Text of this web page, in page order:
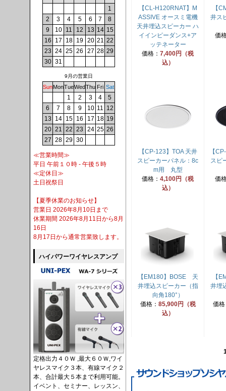
【CL-H120RNAT】M
ASSIVE オースミ電機
天井埋込スピーカー ハ
イインピーダンス+ア
ッテネーター
価格： 7,400円（税
込）
【
井ス
価
【CP-123】TOA 天井
スピーカーパネル：8c
m用 丸型
価格： 4,100円（税
込）
【
スピ
価
【EM180】BOSE 天
井埋込スピーカー（指
向角180°）
価格： 85,900円（税
込）
【
井埋
価
1
2
3 4 5 6 7
8
9
10 11 12 13 14 15
16
17 18 19 20 21 22
23 24 25 26 27 28 29
30 31
9月の営業日
SunMonTueWedThu Fri Sat
1 2 3 4
5
6
7 8 9 10 11 12
13
14 15 16 17 18 19
20 21 22 23 24 25 26
27 28 29 30
≪営業時間≫
平日 午前１０時 - 午後５時
≪定休日≫
土日祝祭日
【夏季休業のお知らせ】
営業日 2026年8月10日まで
休業期間 2026年8月11日から8月
16日
8月17日から通常営業致します。
ハイパワーワイヤレスアンプ
定格出力４０Ｗ ,最大６０Ｗ,ワイ
ヤレスマイク３本、有線マイク２
本、合計最大５本まで利用可能。
イベント、セミナー、レッスン、